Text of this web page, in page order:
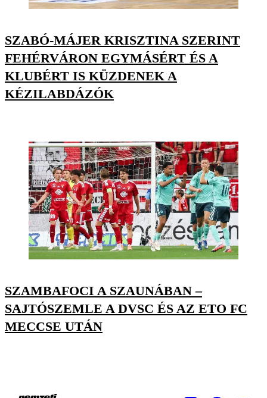
SZABÓ-MÁJER KRISZTINA SZERINT
FEHÉRVÁRON EGYMÁSÉRT ÉS A
KLUBÉRT IS KÜZDENEK A
KÉZILABDÁZÓK
SZAMBAFOCI A SZAUNÁBAN –
SAJTÓSZEMLE A DVSC ÉS AZ ETO FC
MECCSE UTÁN